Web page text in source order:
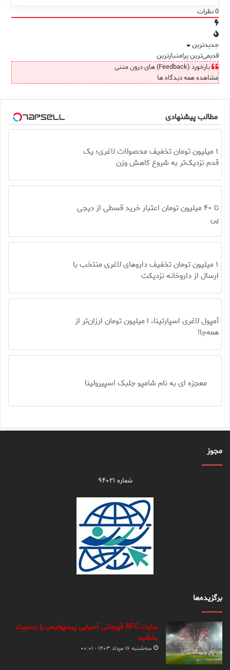
0نظرات
جدیدترین
قدیمی‌ترینپرامتیازترین
بازخورد (Feedback) های درون متنی
مشاهده همه دیدگاه ها
مطالب پیشنهادی
۱ میلیون تومان تخفیف محصولات لاغری؛ یک
قدم نزدیک‌تر به شروع کاهش وزن
تا ۴۰ میلیون تومان اعتبار خرید قسطی از دیجی
پی
۱ میلیون تومان تخفیف داروهای لاغری منتخب با
ارسال از داروخانه نزدیکت
آمپول لاغری اسپارتینا، ا میلیون تومان ارزان‌تر از
همه‌جا!
معجزه ای به نام شامپو جلبک اسپیرولینا
مجوز
شماره ۹۴۰۲۱
برگزیده‌ها
سایت AFC قهرمانی آسیایی پرسپولیس را رسمیت
بخشید
سه‌شنبه ۱۶ مرداد ۱۴۰۳ - ۰۰:۰۱